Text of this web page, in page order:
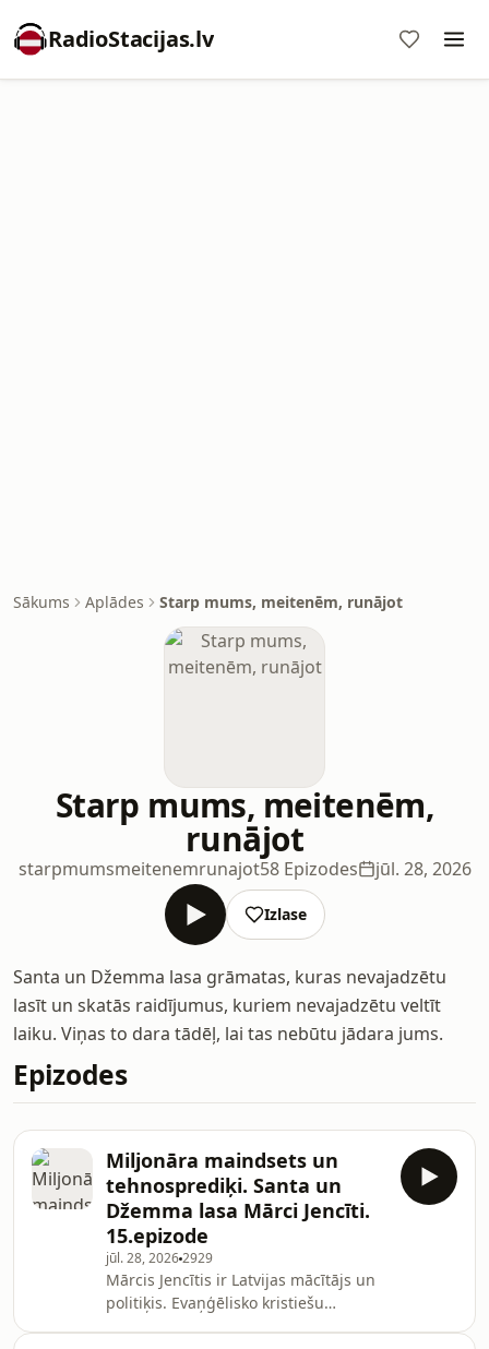
RadioStacijas.lv
Sākums Aplādes Starp mums, meitenēm, runājot
Starp mums, meitenēm,
runājot
starpmumsmeitenemrunajot58 Epizodes jūl. 28, 2026
Izlase
Santa un Džemma lasa grāmatas, kuras nevajadzētu
lasīt un skatās raidījumus, kuriem nevajadzētu veltīt
laiku. Viņas to dara tādēļ, lai tas nebūtu jādara jums.
Epizodes
Miljonāra maindsets un
tehnosprediķi. Santa un
Džemma lasa Mārci Jencīti.
15.epizode
jūl. 28, 20262929
Mārcis Jencītis ir Latvijas mācītājs un
politiķis. Evaņģēlisko kristiešu